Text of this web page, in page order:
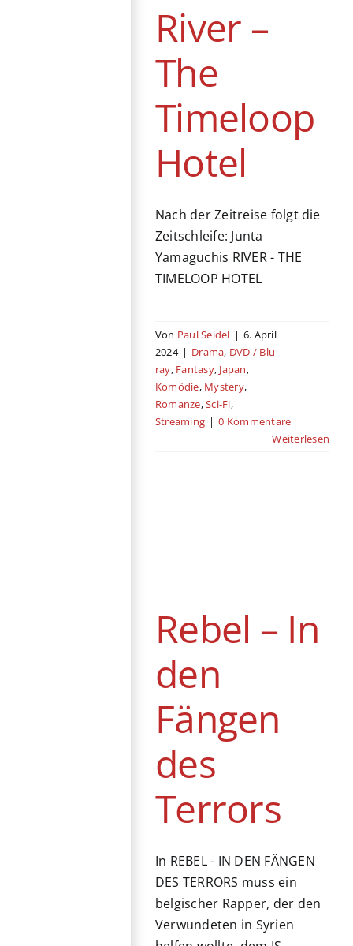
River –
The
Timeloop
Hotel
Nach der Zeitreise folgt die
Zeitschleife: Junta
Yamaguchis RIVER - THE
TIMELOOP HOTEL
Von Paul Seidel | 6. April
2024 | Drama, DVD / Blu-
ray, Fantasy, Japan,
Komödie, Mystery,
Romanze,Sci-Fi,
Streaming | 0 Kommentare
Weiterlesen
Rebel – In
den
Fängen
des
Terrors
In REBEL - IN DEN FÄNGEN
DES TERRORS muss ein
belgischer Rapper, der den
Verwundeten in Syrien